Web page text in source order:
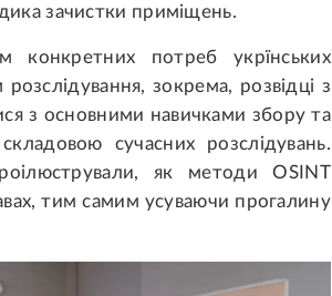
зачистки приміщень.
потреб укрїнських
зокрема, розвідці з
з основними навичками збору та
сучасних розслідувань.
як методи OSINT
тим самим усуваючи прогалину